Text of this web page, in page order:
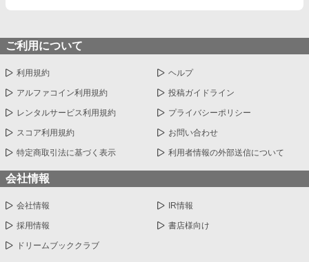
ご利用について
利用規約 ヘルプ
アルファコイン利用規約 投稿ガイドライン
レンタルサービス利用規約 プライバシーポリシー
スコア利用規約 お問い合わせ
特定商取引法に基づく表示 利用者情報の外部送信について
会社情報
会社情報 IR情報
採用情報 書店様向け
ドリームブッククラブ